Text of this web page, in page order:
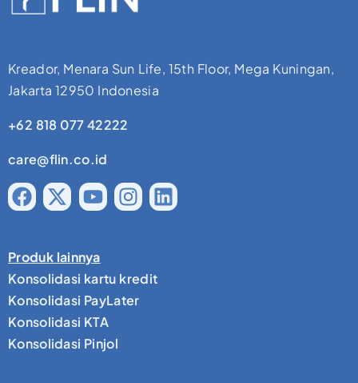
Kreador, Menara Sun Life, 15th Floor, Mega Kuningan,
Jakarta 12950 Indonesia
+62 818 077 42222
care@flin.co.id
Produk lainnya
Konsolidasi kartu kredit
Konsolidasi PayLater
Konsolidasi KTA
Konsolidasi Pinjol